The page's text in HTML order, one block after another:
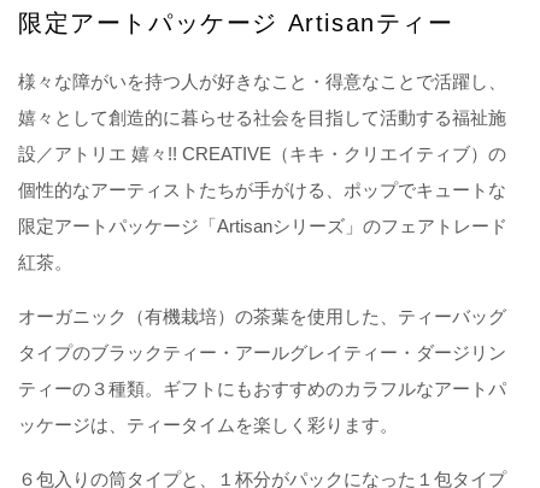
限定アートパッケージ Artisanティー
様々な障がいを持つ人が好きなこと・得意なことで活躍し、
嬉々として創造的に暮らせる社会を目指して活動する福祉施
設／アトリエ 嬉々!! CREATIVE（キキ・クリエイティブ）の
個性的なアーティストたちが手がける、ポップでキュートな
限定アートパッケージ「Artisanシリーズ」のフェアトレード
紅茶。
オーガニック（有機栽培）の茶葉を使用した、ティーバッグ
タイプのブラックティー・アールグレイティー・ダージリン
ティーの３種類。ギフトにもおすすめのカラフルなアートパ
ッケージは、ティータイムを楽しく彩ります。
６包入りの筒タイプと、１杯分がパックになった１包タイプ